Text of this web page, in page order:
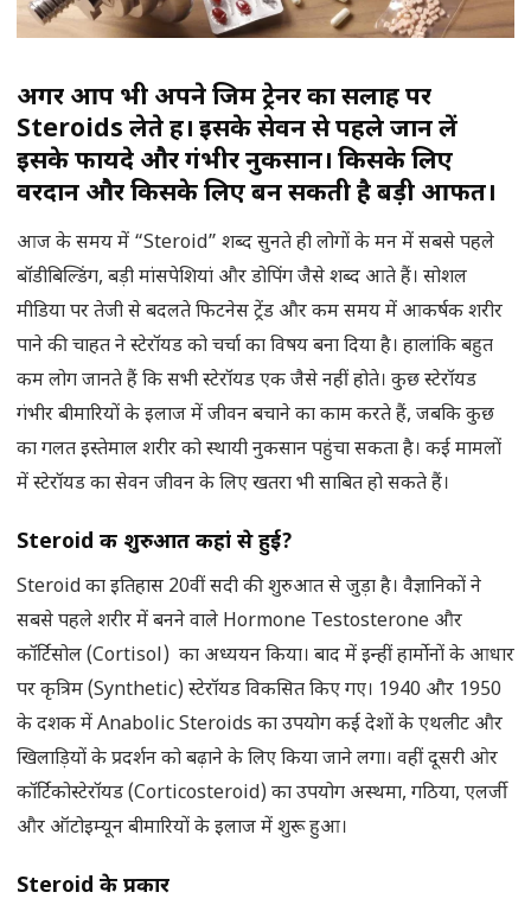
अगर आप भी अपने जिम ट्रेनर का सलाह पर
Steroids लेते हैं। इसके सेवन से पहले जान लें
इसके फायदे और गंभीर नुकसान। किसके लिए
वरदान और किसके लिए बन सकती है बड़ी आफत।
आज के समय में “Steroid” शब्द सुनते ही लोगों के मन में सबसे पहले
बॉडीबिल्डिंग, बड़ी मांसपेशियां और डोपिंग जैसे शब्द आते हैं। सोशल
मीडिया पर तेजी से बदलते फिटनेस ट्रेंड और कम समय में आकर्षक शरीर
पाने की चाहत ने स्टेरॉयड को चर्चा का विषय बना दिया है। हालांकि बहुत
कम लोग जानते हैं कि सभी स्टेरॉयड एक जैसे नहीं होते। कुछ स्टेरॉयड
गंभीर बीमारियों के इलाज में जीवन बचाने का काम करते हैं, जबकि कुछ
का गलत इस्तेमाल शरीर को स्थायी नुकसान पहुंचा सकता है। कई मामलों
में स्टेरॉयड का सेवन जीवन के लिए खतरा भी साबित हो सकते हैं।
Steroid की शुरुआत कहां से हुई?
Steroid का इतिहास 20वीं सदी की शुरुआत से जुड़ा है। वैज्ञानिकों ने
सबसे पहले शरीर में बनने वाले Hormone Testosterone और
कॉर्टिसोल (Cortisol) का अध्ययन किया। बाद में इन्हीं हार्मोनों के आधार
पर कृत्रिम (Synthetic) स्टेरॉयड विकसित किए गए। 1940 और 1950
के दशक में Anabolic Steroids का उपयोग कई देशों के एथलीट और
खिलाड़ियों के प्रदर्शन को बढ़ाने के लिए किया जाने लगा। वहीं दूसरी ओर
कॉर्टिकोस्टेरॉयड (Corticosteroid) का उपयोग अस्थमा, गठिया, एलर्जी
और ऑटोइम्यून बीमारियों के इलाज में शुरू हुआ।
Steroid के प्रकार